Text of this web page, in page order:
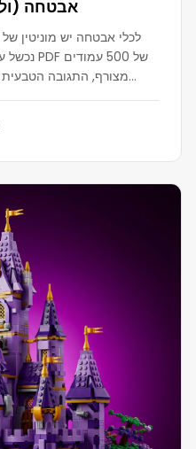
אבטחה
לכלי אבטחה יש מוניטין
מצורף, התגובה